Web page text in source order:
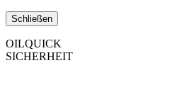
Schließen
OILQUICK
SICHERHEIT